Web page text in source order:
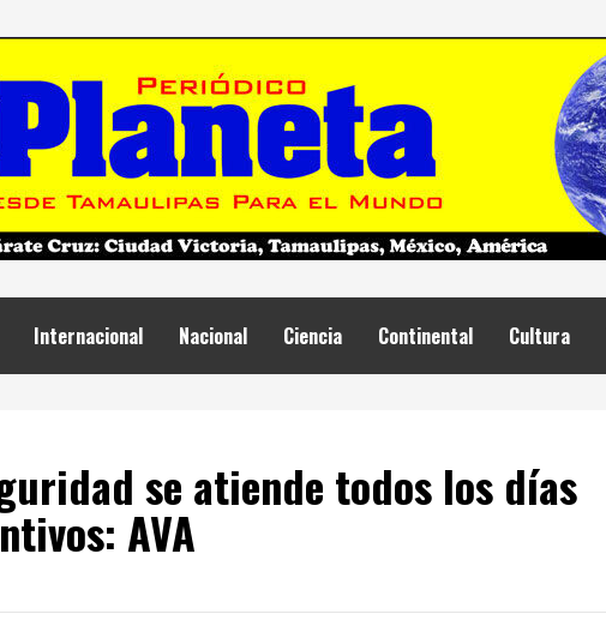
Internacional Nacional Ciencia Continental Cultura
se atiende todos los días
AVA